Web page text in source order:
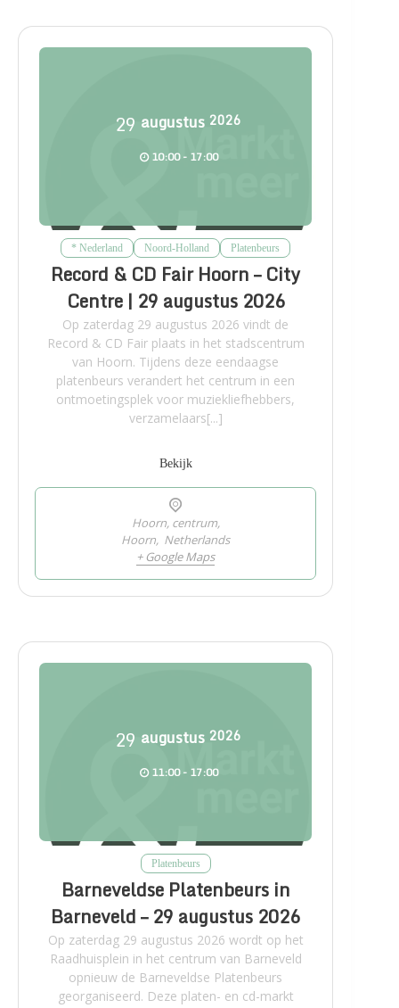
29 augustus 2026
10:00 - 17:00
* Nederland Noord-Holland Platenbeurs
Record & CD Fair Hoorn – City
Centre | 29 augustus 2026
Op zaterdag 29 augustus 2026 vindt de
Record & CD Fair plaats in het stadscentrum
van Hoorn. Tijdens deze eendaagse
platenbeurs verandert het centrum in een
ontmoetingsplek voor muziekliefhebbers,
verzamelaars[...]
Bekijk
Hoorn, centrum,
Hoorn, Netherlands
+ Google Maps
29 augustus 2026
11:00 - 17:00
Platenbeurs
Barneveldse Platenbeurs in
Barneveld – 29 augustus 2026
Op zaterdag 29 augustus 2026 wordt op het
Raadhuisplein in het centrum van Barneveld
opnieuw de Barneveldse Platenbeurs
georganiseerd. Deze platen- en cd-markt